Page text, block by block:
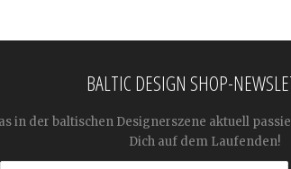
BALTIC DESIGN SHOP-
in der baltischen Designerszene aktuell
Dich auf dem Laufenden!